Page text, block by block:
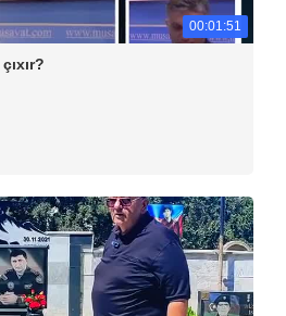
00:01:51